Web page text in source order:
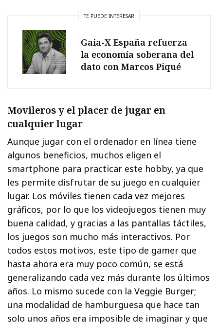
TE PUEDE INTERESAR
Gaia-X España refuerza
la economía soberana del
dato con Marcos Piqué
Movileros y el placer de jugar en
cualquier lugar
Aunque jugar con el ordenador en línea tiene
algunos beneficios, muchos eligen el
smartphone para practicar este hobby, ya que
les permite disfrutar de su juego en cualquier
lugar. Los móviles tienen cada vez mejores
gráficos, por lo que los videojuegos tienen muy
buena calidad, y gracias a las pantallas táctiles,
los juegos son mucho más interactivos. Por
todos estos motivos, este tipo de gamer que
hasta ahora era muy poco común, se está
generalizando cada vez más durante los últimos
años. Lo mismo sucede con la Veggie Burger;
una modalidad de hamburguesa que hace tan
solo unos años era imposible de imaginar y que